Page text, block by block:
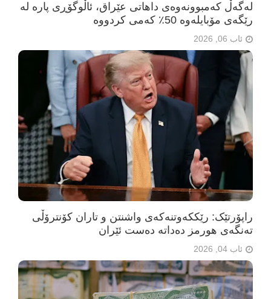
لەگەڵ کەمبوونەوەی داهاتی عێراق، ئاڵوگۆڕی پارە لە
رێگەی مۆبایلەوە 50٪ کەمی کردووە
ئاب 06, 2026
راپۆرتێک: رێککەوتنەکەی واشنتن و تاران کۆنترۆڵی
تەنگەی هورمز دەداتە دەست ئێران
ئاب 04, 2026